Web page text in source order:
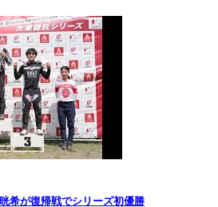
希が復帰戦でシリーズ初優勝